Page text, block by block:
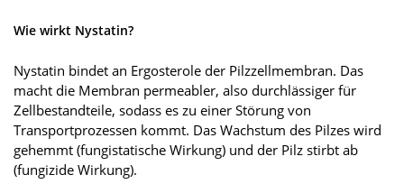
Wie wirkt Nystatin?
Nystatin bindet an Ergosterole der Pilzzellmembran. Das
macht die Membran permeabler, also durchlässiger für
Zellbestandteile, sodass es zu einer Störung von
Transportprozessen kommt. Das Wachstum des Pilzes wird
gehemmt (fungistatische Wirkung) und der Pilz stirbt ab
(fungizide Wirkung).